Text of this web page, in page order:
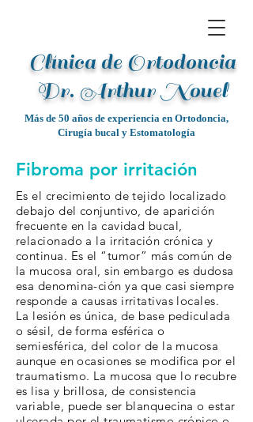
Clínica de Ortodoncia
Dr. Arthur Nouel
Más de 50 años de experiencia en Ortodoncia,
Cirugía bucal y Estomatología
Fibroma por irritación
Es el crecimiento de tejido localizado
debajo del conjuntivo, de aparición
frecuente en la cavidad bucal,
relacionado a la irritación crónica y
continua. Es el “tumor” más común de
la mucosa oral, sin embargo es dudosa
esa denomina-ción ya que casi siempre
responde a causas irritativas locales.
La lesión es única, de base pediculada
o sésil, de forma esférica o
semiesférica, del color de la mucosa
aunque en ocasiones se modifica por el
traumatismo. La mucosa que lo recubre
es lisa y brillosa, de consistencia
variable, puede ser blanquecina o estar